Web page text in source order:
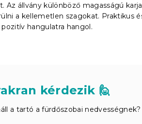
állvány különböző magasságú
a kellemetlen szagokat. Praktikus
hangulatra hangol.
kérdezik 🙋
a tartó a fürdőszobai nedvességnek?